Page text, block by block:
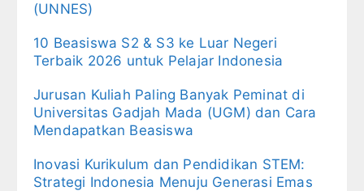
(UNNES)
10 Beasiswa S2 & S3 ke Luar Negeri
Terbaik 2026 untuk Pelajar Indonesia
Jurusan Kuliah Paling Banyak Peminat di
Universitas Gadjah Mada (UGM) dan Cara
Mendapatkan Beasiswa
Inovasi Kurikulum dan Pendidikan STEM:
Strategi Indonesia Menuju Generasi Emas